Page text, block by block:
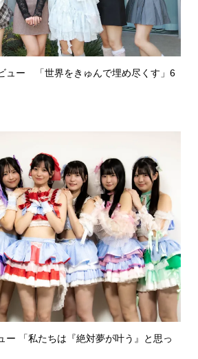
ュー 「世界をきゅんで埋め尽くす」6
ー 「私たちは『絶対夢が叶う』と思っ